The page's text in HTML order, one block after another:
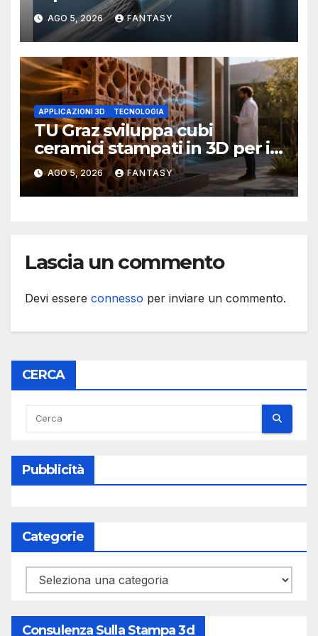
la stampa 3D
AGO 5, 2026 FANTASY
APPLICAZIONI 3D TECNOLOGIA
TU Graz sviluppa cubi
ceramici stampati in 3D per il
raffrescamento evaporativo
AGO 5, 2026 FANTASY
Lascia un commento
Devi essere connesso per inviare un commento.
CERCA
Pubblicità
Categorie
Categorie
Consulenza Sulla Stampa 3d